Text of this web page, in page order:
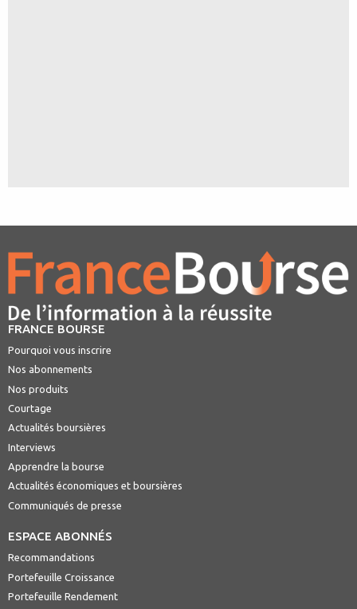
FRANCE BOURSE
Pourquoi vous inscrire
Nos abonnements
Nos produits
Courtage
Actualités boursières
Interviews
Apprendre la bourse
Actualités économiques et boursières
Communiqués de presse
ESPACE ABONNÉS
Recommandations
Portefeuille Croissance
Portefeuille Rendement